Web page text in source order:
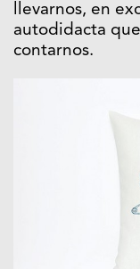
llevarnos, en
autodidacta
contarnos.